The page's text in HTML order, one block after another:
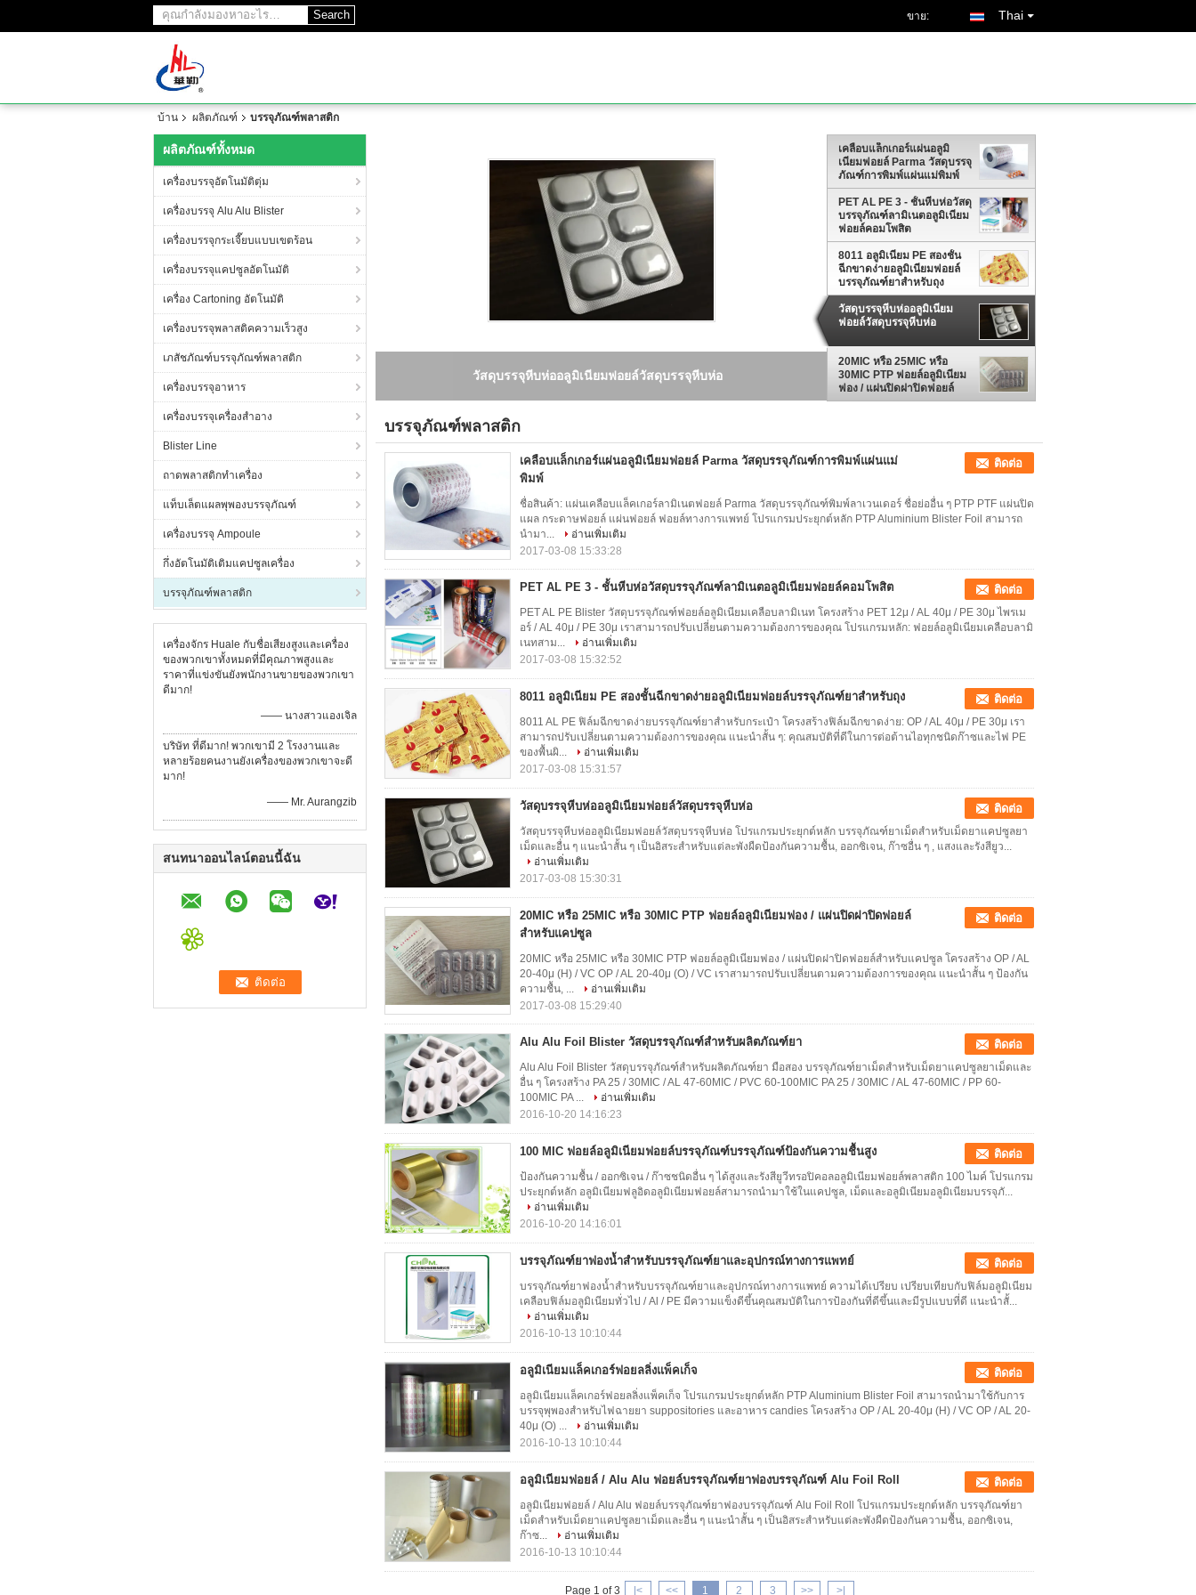
Search ขาย: Thai
บ้าน ผลิตภัณฑ์ บรรจุภัณฑ์พลาสติก
ผลิตภัณฑ์ทั้งหมด
เครื่องบรรจุอัตโนมัติตุ่ม
เครื่องบรรจุ Alu Alu Blister
เครื่องบรรจุกระเจี๊ยบแบบเขตร้อน
เครื่องบรรจุแคปซูลอัตโนมัติ
เครื่อง Cartoning อัตโนมัติ
เครื่องบรรจุพลาสติคความเร็วสูง
เภสัชภัณฑ์บรรจุภัณฑ์พลาสติก
เครื่องบรรจุอาหาร
เครื่องบรรจุเครื่องสำอาง
Blister Line
ถาดพลาสติกทำเครื่อง
แท็บเล็ตแผลพุพองบรรจุภัณฑ์
เครื่องบรรจุ Ampoule
กึ่งอัตโนมัติเติมแคปซูลเครื่อง
บรรจุภัณฑ์พลาสติก
เครื่องจักร Huale กับชื่อเสียงสูงและเครื่อง
ของพวกเขาทั้งหมดที่มีคุณภาพสูงและ
ราคาที่แข่งขันยังพนักงานขายของพวกเขา
ดีมาก!
—— นางสาวแองเจิล
บริษัท ที่ดีมาก! พวกเขามี 2 โรงงานและ
หลายร้อยคนงานยังเครื่องของพวกเขาจะดี
มาก!
—— Mr. Aurangzib
สนทนาออนไลน์ตอนนี้ฉัน
วัสดุบรรจุหีบห่ออลูมิเนียมฟอยล์วัสดุบรรจุหีบห่อ
เคลือบแล็กเกอร์แผ่นอลูมิ
เนียมฟอยล์ Parma วัสดุบรรจุ
ภัณฑ์การพิมพ์แผ่นแม่พิมพ์
PET AL PE 3 - ชั้นหีบห่อวัสดุ
บรรจุภัณฑ์ลามิเนตอลูมิเนียม
ฟอยล์คอมโพสิต
8011 อลูมิเนียม PE สองชั้น
ฉีกขาดง่ายอลูมิเนียมฟอยล์
บรรจุภัณฑ์ยาสำหรับถุง
วัสดุบรรจุหีบห่ออลูมิเนียม
ฟอยล์วัสดุบรรจุหีบห่อ
20MIC หรือ 25MIC หรือ
30MIC PTP ฟอยล์อลูมิเนียม
ฟอง / แผ่นปิดฝาปิดฟอยล์
สำหรับแคปซูล
บรรจุภัณฑ์พลาสติก
เคลือบแล็กเกอร์แผ่นอลูมิเนียมฟอยล์ Parma วัสดุบรรจุภัณฑ์การพิมพ์แผ่นแม่
พิมพ์
ติดต่อ
ชื่อสินค้า: แผ่นเคลือบแล็คเกอร์ลามิเนตฟอยล์ Parma วัสดุบรรจุภัณฑ์พิมพ์ลาเวนเดอร์ ชื่อย่ออื่น ๆ PTP PTF แผ่นปิด
แผล กระดาษฟอยล์ แผ่นฟอยล์ ฟอยล์ทางการแพทย์ โปรแกรมประยุกต์หลัก PTP Aluminium Blister Foil สามารถ
นำมา...
อ่านเพิ่มเติม
2017-03-08 15:33:28
PET AL PE 3 - ชั้นหีบห่อวัสดุบรรจุภัณฑ์ลามิเนตอลูมิเนียมฟอยล์คอมโพสิต ติดต่อ
PET AL PE Blister วัสดุบรรจุภัณฑ์ฟอยล์อลูมิเนียมเคลือบลามิเนท โครงสร้าง PET 12μ / AL 40μ / PE 30μ ไพรเม
อร์ / AL 40μ / PE 30μ เราสามารถปรับเปลี่ยนตามความต้องการของคุณ โปรแกรมหลัก: ฟอยล์อลูมิเนียมเคลือบลามิ
เนทสาม...
อ่านเพิ่มเติม
2017-03-08 15:32:52
8011 อลูมิเนียม PE สองชั้นฉีกขาดง่ายอลูมิเนียมฟอยล์บรรจุภัณฑ์ยาสำหรับถุง ติดต่อ
8011 AL PE ฟิล์มฉีกขาดง่ายบรรจุภัณฑ์ยาสำหรับกระเป๋า โครงสร้างฟิล์มฉีกขาดง่าย: OP / AL 40μ / PE 30μ เรา
สามารถปรับเปลี่ยนตามความต้องการของคุณ แนะนำสั้น ๆ: คุณสมบัติที่ดีในการต่อต้านไอทุกชนิดก๊าซและไฟ PE
ของพื้นผิ...
อ่านเพิ่มเติม
2017-03-08 15:31:57
วัสดุบรรจุหีบห่ออลูมิเนียมฟอยล์วัสดุบรรจุหีบห่อ ติดต่อ
วัสดุบรรจุหีบห่ออลูมิเนียมฟอยล์วัสดุบรรจุหีบห่อ โปรแกรมประยุกต์หลัก บรรจุภัณฑ์ยาเม็ดสำหรับเม็ดยาแคปซูลยา
เม็ดและอื่น ๆ แนะนำสั้น ๆ เป็นอิสระสำหรับแต่ละพังผืดป้องกันความชื้น, ออกซิเจน, ก๊าซอื่น ๆ , แสงและรังสียูว...
อ่านเพิ่มเติม
2017-03-08 15:30:31
20MIC หรือ 25MIC หรือ 30MIC PTP ฟอยล์อลูมิเนียมฟอง / แผ่นปิดฝาปิดฟอยล์
สำหรับแคปซูล
ติดต่อ
20MIC หรือ 25MIC หรือ 30MIC PTP ฟอยล์อลูมิเนียมฟอง / แผ่นปิดฝาปิดฟอยล์สำหรับแคปซูล โครงสร้าง OP / AL
20-40μ (H) / VC OP / AL 20-40μ (O) / VC เราสามารถปรับเปลี่ยนตามความต้องการของคุณ แนะนำสั้น ๆ ป้องกัน
ความชื้น, ...
อ่านเพิ่มเติม
2017-03-08 15:29:40
Alu Alu Foil Blister วัสดุบรรจุภัณฑ์สำหรับผลิตภัณฑ์ยา ติดต่อ
Alu Alu Foil Blister วัสดุบรรจุภัณฑ์สำหรับผลิตภัณฑ์ยา มือสอง บรรจุภัณฑ์ยาเม็ดสำหรับเม็ดยาแคปซูลยาเม็ดและ
อื่น ๆ โครงสร้าง PA 25 / 30MIC / AL 47-60MIC / PVC 60-100MIC PA 25 / 30MIC / AL 47-60MIC / PP 60-
100MIC PA ...
อ่านเพิ่มเติม
2016-10-20 14:16:23
100 MIC ฟอยล์อลูมิเนียมฟอยล์บรรจุภัณฑ์บรรจุภัณฑ์ป้องกันความชื้นสูง ติดต่อ
ป้องกันความชื้น / ออกซิเจน / ก๊าซชนิดอื่น ๆ ได้สูงและรังสียูวีทรอปิคอลอลูมิเนียมฟอยล์พลาสติก 100 ไมค์ โปรแกรม
ประยุกต์หลัก อลูมิเนียมฟลูอิดอลูมิเนียมฟอยล์สามารถนำมาใช้ในแคปซูล, เม็ดและอลูมิเนียมอลูมิเนียมบรรจุภั...
อ่านเพิ่มเติม
2016-10-20 14:16:01
บรรจุภัณฑ์ยาฟองน้ำสำหรับบรรจุภัณฑ์ยาและอุปกรณ์ทางการแพทย์ ติดต่อ
บรรจุภัณฑ์ยาฟองน้ำสำหรับบรรจุภัณฑ์ยาและอุปกรณ์ทางการแพทย์ ความได้เปรียบ เปรียบเทียบกับฟิล์มอลูมิเนียม
เคลือบฟิล์มอลูมิเนียมทั่วไป / Al / PE มีความแข็งดีขึ้นคุณสมบัติในการป้องกันที่ดีขึ้นและมีรูปแบบที่ดี แนะนำสั้...
อ่านเพิ่มเติม
2016-10-13 10:10:44
อลูมิเนียมแล็คเกอร์ฟอยลลิ่งแพ็คเก็จ ติดต่อ
อลูมิเนียมแล็คเกอร์ฟอยลลิ่งแพ็คเก็จ โปรแกรมประยุกต์หลัก PTP Aluminium Blister Foil สามารถนำมาใช้กับการ
บรรจุพุพองสำหรับไฟฉายยา suppositories และอาหาร candies โครงสร้าง OP / AL 20-40μ (H) / VC OP / AL 20-
40μ (O) ...
อ่านเพิ่มเติม
2016-10-13 10:10:44
อลูมิเนียมฟอยล์ / Alu Alu ฟอยล์บรรจุภัณฑ์ยาฟองบรรจุภัณฑ์ Alu Foil Roll ติดต่อ
อลูมิเนียมฟอยล์ / Alu Alu ฟอยล์บรรจุภัณฑ์ยาฟองบรรจุภัณฑ์ Alu Foil Roll โปรแกรมประยุกต์หลัก บรรจุภัณฑ์ยา
เม็ดสำหรับเม็ดยาแคปซูลยาเม็ดและอื่น ๆ แนะนำสั้น ๆ เป็นอิสระสำหรับแต่ละพังผืดป้องกันความชื้น, ออกซิเจน,
ก๊าซ...
อ่านเพิ่มเติม
2016-10-13 10:10:44
Page 1 of 3 |< << 1 2 3 >> >|